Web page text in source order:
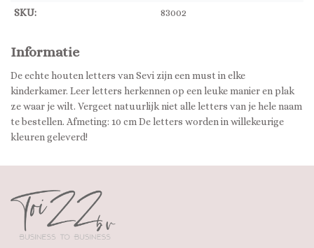
SKU:
83002
Informatie
De echte houten letters van Sevi zijn een must in elke
kinderkamer. Leer letters herkennen op een leuke manier en plak
ze waar je wilt. Vergeet natuurlijk niet alle letters van je hele naam
te bestellen. Afmeting: 10 cm De letters worden in willekeurige
kleuren geleverd!